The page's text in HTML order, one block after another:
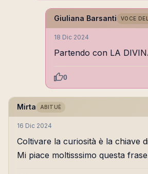
Giuliana Barsanti VOCE
18 Dic 2024
Partendo con LA
0
Mirta ABITUÈ
16 Dic 2024
Coltivare la curiosità è la chiave
Mi piace moltisssimo questa